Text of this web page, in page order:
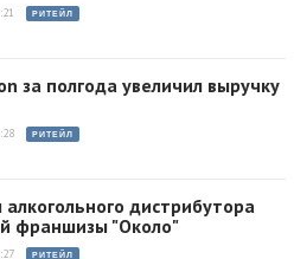
РИТЕЙЛ
за полгода увеличил выручку
РИТЕЙЛ
алкогольного дистрибутора
франшизы "Около"
РИТЕЙЛ